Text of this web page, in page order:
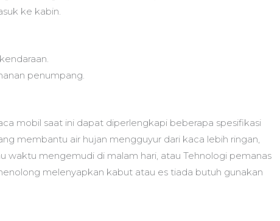
ke kabin.
penumpang.
mobil saat ini dapat diperlengkapi beberapa spesifikasi
membantu air hujan mengguyur dari kaca lebih ringan,
waktu mengemudi di malam hari, atau Tehnologi pemanas
melenyapkan kabut atau es tiada butuh gunakan